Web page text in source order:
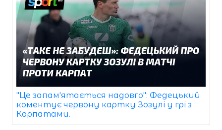
"Це запам'ятається надовго": Федецький
коментує червону картку Зозулі у грі з
Карпатами.